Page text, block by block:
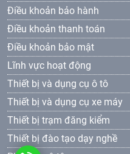
Điều khoản bảo hành
Điều khoản thanh toán
Điều khoản bảo mật
Lĩnh vực hoạt động
Thiết bị và dụng cụ ô tô
Thiết bị và dụng cụ xe máy
Thiết bị trạm đăng kiểm
Thiết bị đào tạo dạy nghề